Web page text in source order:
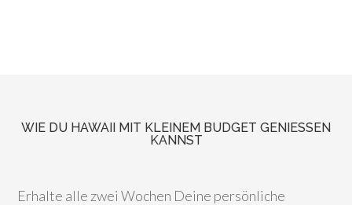
WIE DU HAWAII MIT KLEINEM BUDGET GENIESSEN K
ANNST
Erhalte alle zwei Wochen Deine persönliche